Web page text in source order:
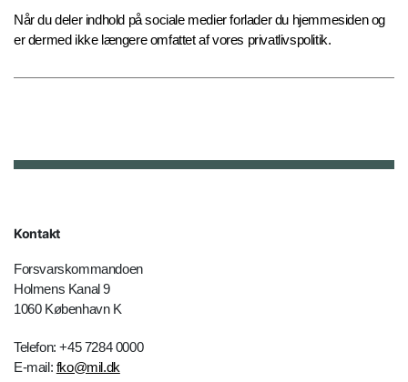
Når du deler indhold på sociale medier forlader du hjemmesiden og
er dermed ikke længere omfattet af vores privatlivspolitik.
Kontakt
Forsvarskommandoen
Holmens Kanal 9
1060 København K
Telefon: +45 7284 0000
E-mail: fko@mil.dk